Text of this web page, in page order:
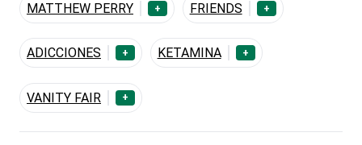
MATTHEW PERRY + FRIENDS +
ADICCIONES + KETAMINA +
VANITY FAIR +